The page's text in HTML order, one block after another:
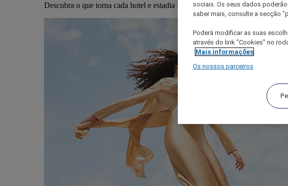
Descubra o que torna cada hotel e estadia Mercure únicasociais. Os seus dados
saber mais, consulte a secção
Poderá modificar as suas
através do link "Cookies" no
Mais informações
Os nossos parceiros